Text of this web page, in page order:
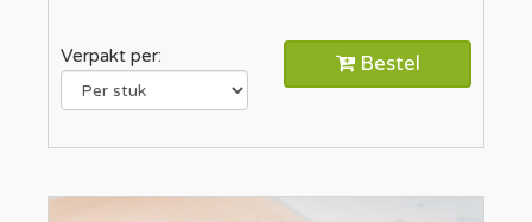
Verpakt per: Bestel